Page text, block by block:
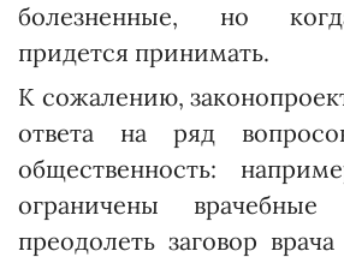
болезненные, но
придется принимать.
К сожалению,
ответа на ряд
общественность:
ограничены
преодолеть заговор